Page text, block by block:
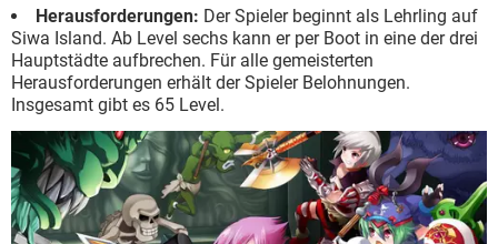
Herausforderungen: Der Spieler beginnt als Lehrling auf
Siwa Island. Ab Level sechs kann er per Boot in eine der drei
Hauptstädte aufbrechen. Für alle gemeisterten
Herausforderungen erhält der Spieler Belohnungen.
Insgesamt gibt es 65 Level.